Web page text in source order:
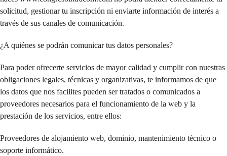
solicitud, gestionar tu inscripción ni enviarte información de interés a
través de sus canales de comunicación.
¿A quiénes se podrán comunicar tus datos personales?
Para poder ofrecerte servicios de mayor calidad y cumplir con nuestras
obligaciones legales, técnicas y organizativas, te informamos de que
los datos que nos facilites pueden ser tratados o comunicados a
proveedores necesarios para el funcionamiento de la web y la
prestación de los servicios, entre ellos:
Proveedores de alojamiento web, dominio, mantenimiento técnico o
soporte informático.